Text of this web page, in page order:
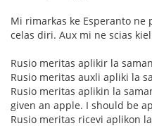
Mi rimarkas ke Esperanto
celas diri. Aux mi ne scias
Rusio meritas aplikir la
Rusio meritas auxli apliki la
Rusio meritas aplikin la
given an apple. I should be
Rusio meritas ricevi aplikon